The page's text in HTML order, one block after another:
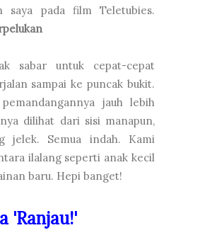
saya pada film Teletubies.
sabar untuk cepat-cepat
sampai ke puncak bukit.
jauh lebih
dilihat dari sisi manapun,
jelek. Semua indah. Kami
ilalang seperti anak kecil
baru. Hepi banget!
'Ranjau!'